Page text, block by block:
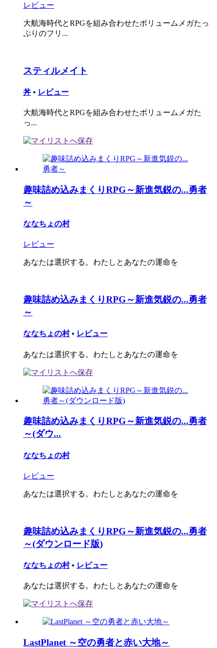
レビュー
大航海時代とRPGを組み合わせたボリュームメガたっ
ぷりのフリ...
スティルメイト
丼 • レビュー
大航海時代とRPGを組み合わせたボリュームメガた
っ...
趣味詰め込みまくりRPG～新進気鋭の...勇者
～
ななちょの村
レビュー
あなたは選択する。わたしとあなたの運命を
趣味詰め込みまくりRPG～新進気鋭の...勇者
～
ななちょの村 • レビュー
あなたは選択する。わたしとあなたの運命を
趣味詰め込みまくりRPG～新進気鋭の...勇者
～(ダウ...
ななちょの村
レビュー
あなたは選択する。わたしとあなたの運命を
趣味詰め込みまくりRPG～新進気鋭の...勇者
～(ダウンロード版)
ななちょの村 • レビュー
あなたは選択する。わたしとあなたの運命を
LastPlanet ～空の勇者と赤い大地～